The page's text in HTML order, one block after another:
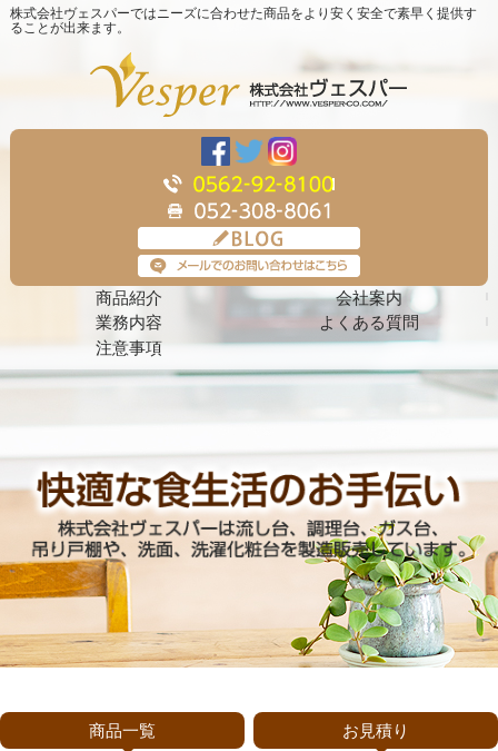
株式会社ヴェスパーではニーズに合わせた商品をより安く安全で素早く提供す
ることが出来ます。
商品紹介
会社案内
業務内容
よくある質問
注意事項
商品一覧 お見積り